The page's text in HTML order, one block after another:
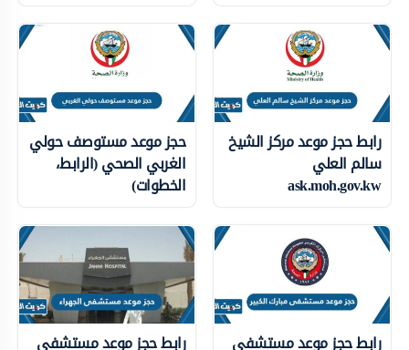
رابط حجز موعد مركز الشيخ
سالم العلي
ask.moh.gov.kw
حجز موعد مستوصف حولي
الغربي الصحي (الرابط،
الخطوات)
رابط حجز موعد مستشفى رابط حجز موعد مستشفى